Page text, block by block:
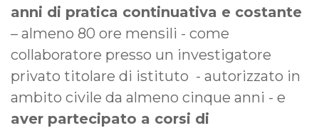
anni di pratica continuativa e costante
– almeno 80 ore mensili - come
collaboratore presso un investigatore
privato titolare di istituto - autorizzato in
ambito civile da almeno cinque anni - e
aver partecipato a corsi di